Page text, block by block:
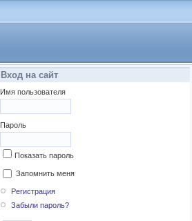
Вход на сайт
Имя пользователя
Пароль
Показать пароль
Запомнить меня
Регистрация
Забыли пароль?